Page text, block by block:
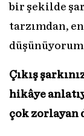
bir şekilde
tarzımdan,
Çıkış
hikâye
çok zorlayan